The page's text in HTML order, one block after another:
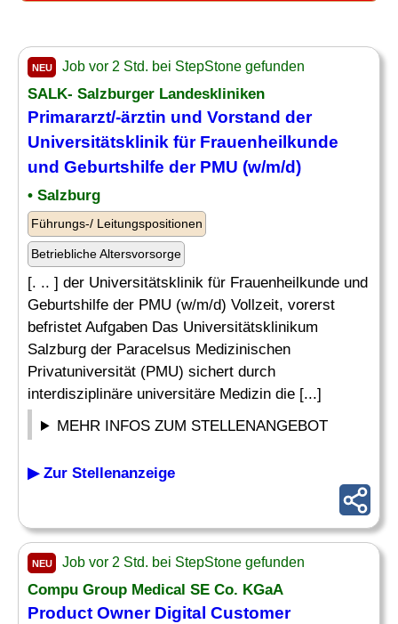
NEU Job vor 2 Std. bei StepStone gefunden
SALK- Salzburger Landeskliniken
Primararzt/-ärztin und Vorstand der
Universitätsklinik für Frauenheilkunde
und Geburtshilfe der PMU (w/m/d)
• Salzburg
Führungs-/ Leitungspositionen
Betriebliche Altersvorsorge
[. .. ] der Universitätsklinik für Frauenheilkunde und
Geburtshilfe der PMU (w/m/d) Vollzeit, vorerst
befristet Aufgaben Das Universitätsklinikum
Salzburg der Paracelsus Medizinischen
Privatuniversität (PMU) sichert durch
interdisziplinäre universitäre Medizin die [...]
MEHR INFOS ZUM STELLENANGEBOT
▶ Zur Stellenanzeige
NEU Job vor 2 Std. bei StepStone gefunden
Compu Group Medical SE Co. KGaA
Product Owner Digital Customer